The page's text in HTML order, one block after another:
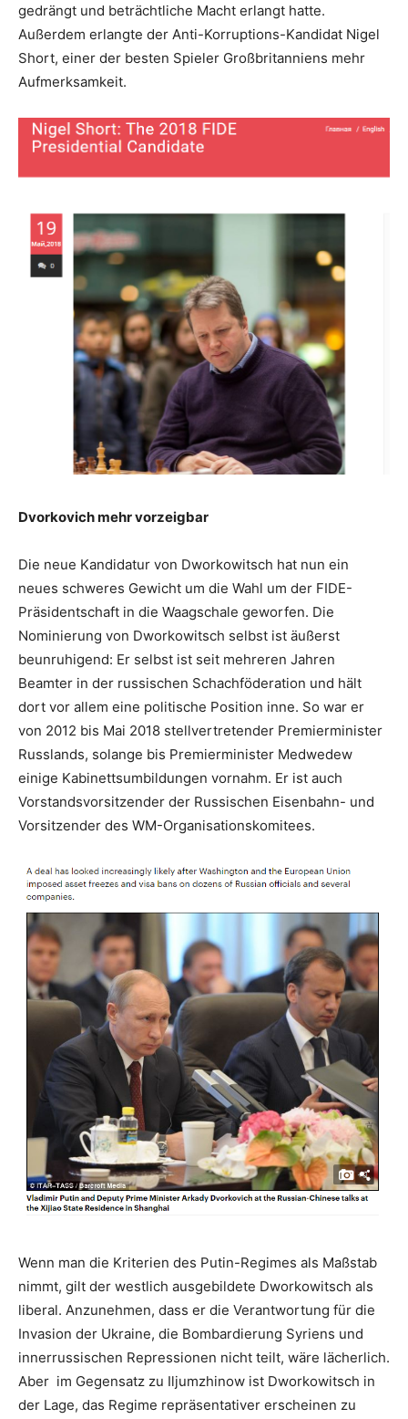
gedrängt und beträchtliche Macht erlangt hatte.
Außerdem erlangte der Anti-Korruptions-Kandidat Nigel
Short, einer der besten Spieler Großbritanniens mehr
Aufmerksamkeit.
Dvorkovich mehr vorzeigbar
Die neue Kandidatur von Dworkowitsch hat nun ein
neues schweres Gewicht um die Wahl um der FIDE-
Präsidentschaft in die Waagschale geworfen. Die
Nominierung von Dworkowitsch selbst ist äußerst
beunruhigend: Er selbst ist seit mehreren Jahren
Beamter in der russischen Schachföderation und hält
dort vor allem eine politische Position inne. So war er
von 2012 bis Mai 2018 stellvertretender Premierminister
Russlands, solange bis Premierminister Medwedew
einige Kabinettsumbildungen vornahm. Er ist auch
Vorstandsvorsitzender der Russischen Eisenbahn- und
Vorsitzender des WM-Organisationskomitees.
Wenn man die Kriterien des Putin-Regimes als Maßstab
nimmt, gilt der westlich ausgebildete Dworkowitsch als
liberal. Anzunehmen, dass er die Verantwortung für die
Invasion der Ukraine, die Bombardierung Syriens und
innerrussischen Repressionen nicht teilt, wäre lächerlich.
Aber im Gegensatz zu Iljumzhinow ist Dworkowitsch in
der Lage, das Regime repräsentativer erscheinen zu